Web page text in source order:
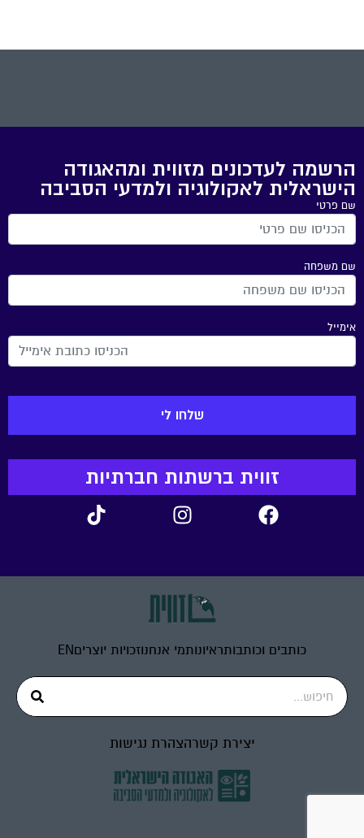
הרשמה לעדכונים מזווית ומהאגודה
הישראלית לאקולוגיה ולמדעי הסביבה
שם פרטי
שם משפחה
אימייל
זווית ברשתות חברתיות
כותבים וכותבותראיונותמי אנחנוזכויות יוצריםEN
יצירת קשרהצהרת נגישות